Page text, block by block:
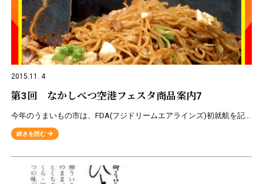
2015.11. 4
第3回 なかしべつ空港フェスタ商品案内7
今年のうまいもの市は、FDA(フジドリームエアラインズ)初就航を記念いたしまして、静岡県･愛知県の名産品を販売致します。 ★販売商品のご案内★ B-1グランプリ2年連続優勝「富士宮やきそば」 日本全国
続きを読む